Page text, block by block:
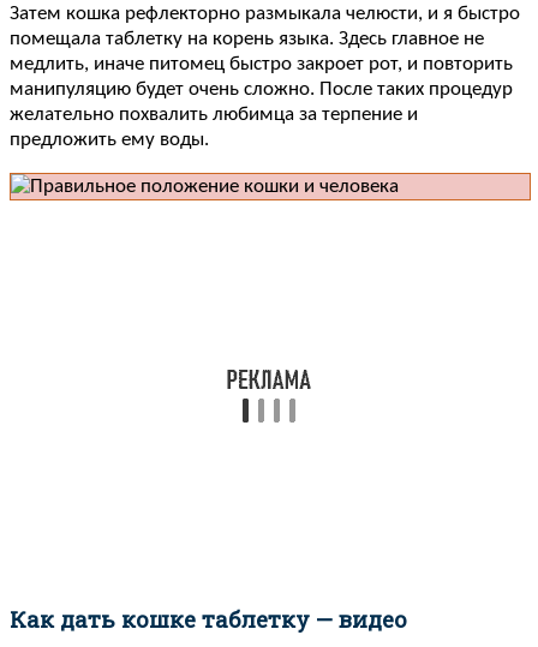
Затем кошка рефлекторно размыкала челюсти, и я быстро
помещала таблетку на корень языка. Здесь главное не
медлить, иначе питомец быстро закроет рот, и повторить
манипуляцию будет очень сложно. После таких процедур
желательно похвалить любимца за терпение и
предложить ему воды.
Как дать кошке таблетку — видео